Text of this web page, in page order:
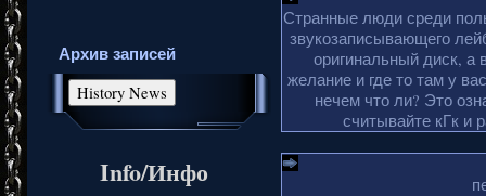
Архив записей
Info/Инфо
Странные люди среди
звукозаписывающего
оригинальный диск, а
желание и где то там у
нечем что ли? Это
считывайте кГк и